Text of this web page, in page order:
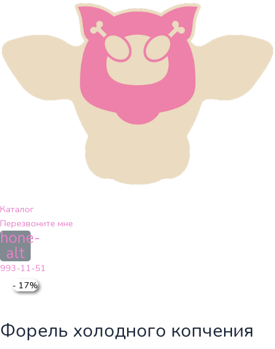
содержимому
Каталог
Перезвоните мне
alt
993-11-51
- 17%
Форель холодного копчения